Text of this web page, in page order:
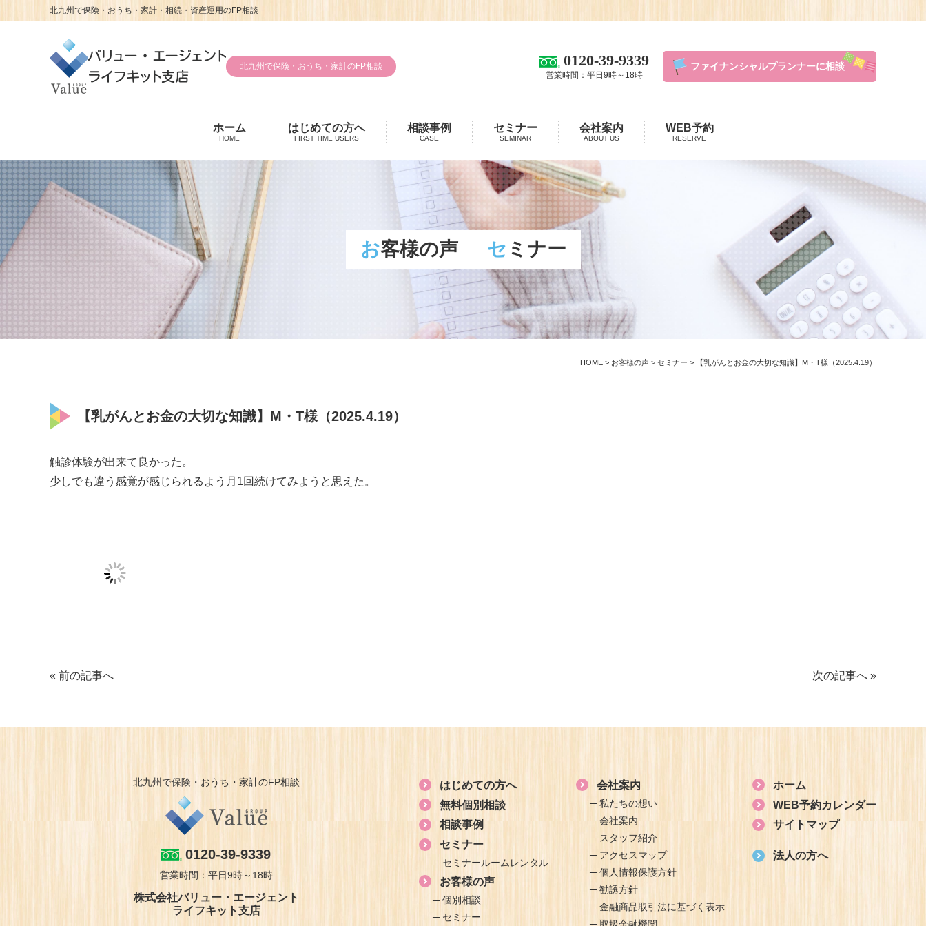
北九州で保険・おうち・家計・相続・資産運用のFP相談
北九州で保険・おうち・家計のFP相談 0120-39-9339
営業時間：平日9時～18時
ファイナンシャルプランナーに相談
ホーム
HOME
はじめての方へ
FIRST TIME USERS
相談事例
CASE
セミナー
SEMINAR
会社案内
ABOUT US
WEB予約
RESERVE
お客様の声 セミナー
HOME > お客様の声 > セミナー > 【乳がんとお金の大切な知識】M・T様（2025.4.19）
【乳がんとお金の大切な知識】M・T様（2025.4.19）
触診体験が出来て良かった。
少しでも違う感覚が感じられるよう月1回続けてみようと思えた。
« 前の記事へ 次の記事へ »
北九州で保険・おうち・家計のFP相談
0120-39-9339
営業時間：平日9時～18時
株式会社バリュー・エージェント
ライフキット支店
はじめての方へ
無料個別相談
相談事例
セミナー
セミナールームレンタル
お客様の声
個別相談
セミナー
会社案内
私たちの想い
会社案内
スタッフ紹介
アクセスマップ
個人情報保護方針
勧誘方針
金融商品取引法に基づく表示
取扱金融機関
ホーム
WEB予約カレンダー
サイトマップ
法人の方へ